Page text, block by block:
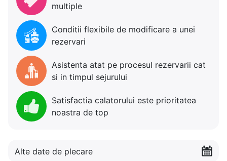
multiple
Conditii flexibile de modificare a unei
rezervari
Asistenta atat pe procesul rezervarii cat
si in timpul sejurului
Satisfactia calatorului este prioritatea
noastra de top
Alte date de plecare